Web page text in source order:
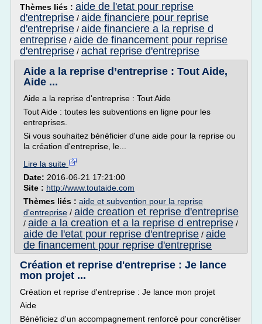
Thèmes liés : aide de l'etat pour reprise
d'entreprise / aide financiere pour reprise
d'entreprise / aide financiere a la reprise d
entreprise / aide de financement pour reprise
d'entreprise / achat reprise d'entreprise
Aide a la reprise d’entreprise : Tout Aide,
Aide ...
Aide a la reprise d'entreprise : Tout Aide
Tout Aide : toutes les subventions en ligne pour les
entreprises.
Si vous souhaitez bénéficier d'une aide pour la reprise ou
la création d'entreprise, le...
Lire la suite
Date: 2016-06-21 17:21:00
Site : http://www.toutaide.com
Thèmes liés : aide et subvention pour la reprise
d'entreprise / aide creation et reprise d'entreprise
/ aide a la creation et a la reprise d entreprise /
aide de l'etat pour reprise d'entreprise / aide
de financement pour reprise d'entreprise
Création et reprise d'entreprise : Je lance
mon projet ...
Création et reprise d'entreprise : Je lance mon projet
Aide
Bénéficiez d'un accompagnement renforcé pour concrétiser